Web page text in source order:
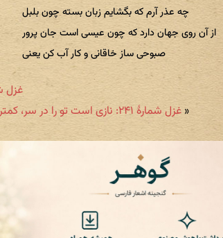
چه عذر آرم که بگشایم زبان بسته چون بلبل
از آن روی جهان دارد که چون عیسی است جان پرور
صبوحی ساز خاقانی و کار آب کن یعنی
غزل شمارهٔ ۲۴۳: گفتم
« غزل شمارهٔ ۲۴۱: نازی است تو را در سر، کمتر نکنی دانم